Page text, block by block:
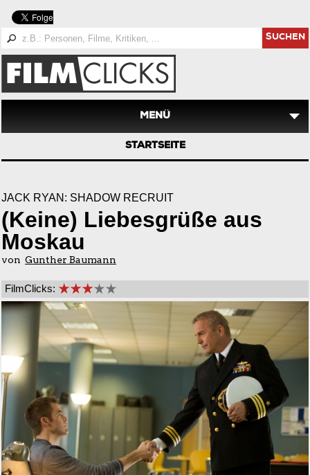
SUCHEN
MENÜ
STARTSEITE
JACK RYAN: SHADOW RECRUIT
(Keine) Liebesgrüße aus
Moskau
von Gunther Baumann
FilmClicks: